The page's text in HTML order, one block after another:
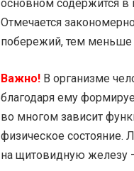
основном содержится в
Отмечается
побережий, тем меньше
Важно! В организме
благодаря ему
во многом зависит
физическое состояние.
на щитовидную железу